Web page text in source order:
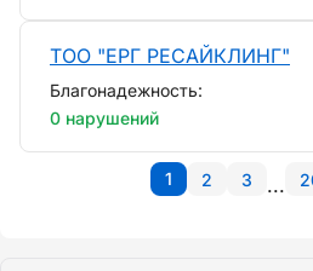
ТОО "ЕРГ РЕСАЙКЛИНГ"
Благонадежность:
0 нарушений
1 2 3 ...